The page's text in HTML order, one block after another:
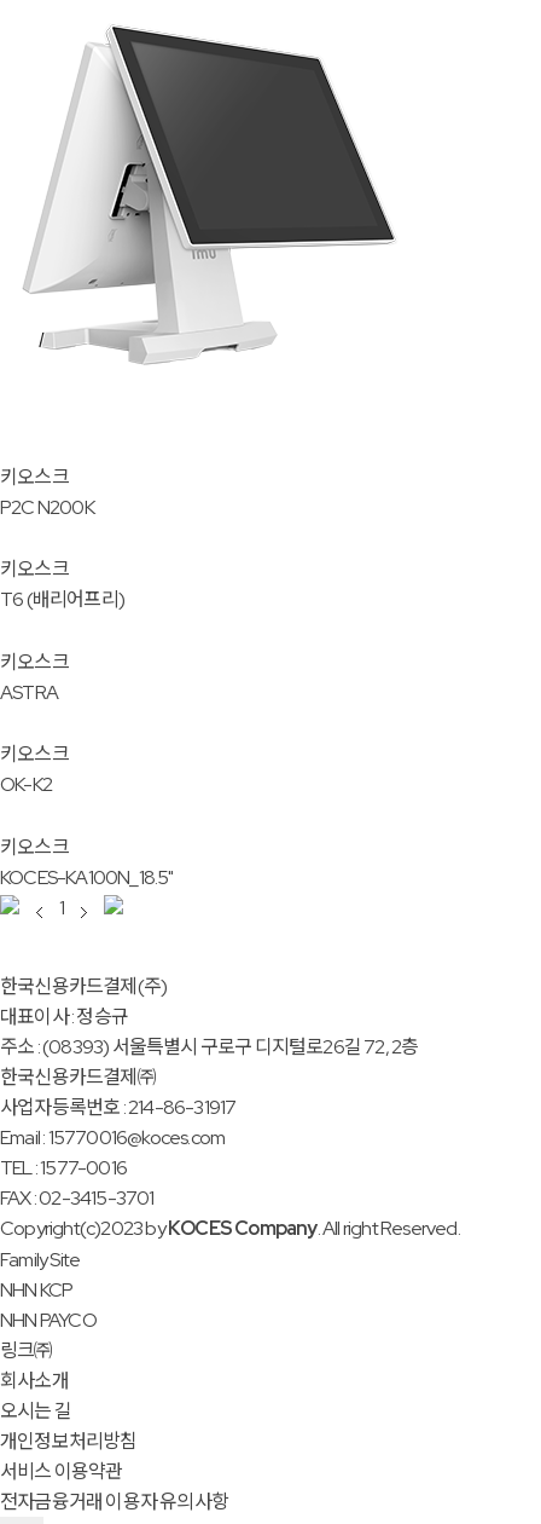
키오스크
P2C N200K
키오스크
T6 (배리어프리)
키오스크
ASTRA
키오스크
OK-K2
키오스크
KOCES-KA100N_18.5"
1
한국신용카드결제(주)
대표이사 : 정승규
주소 : (08393) 서울특별시 구로구 디지털로26길 72, 2층
한국신용카드결제㈜
사업자등록번호 : 214-86-31917
Email : 15770016@koces.com
TEL : 1577-0016
FAX : 02-3415-3701
Copyright(c)2023 byKOCES Company. All right Reserved.
Family Site
NHN KCP
NHN PAYCO
링크㈜
회사소개
오시는 길
개인정보처리방침
서비스 이용약관
전자금융거래 이용자 유의사항